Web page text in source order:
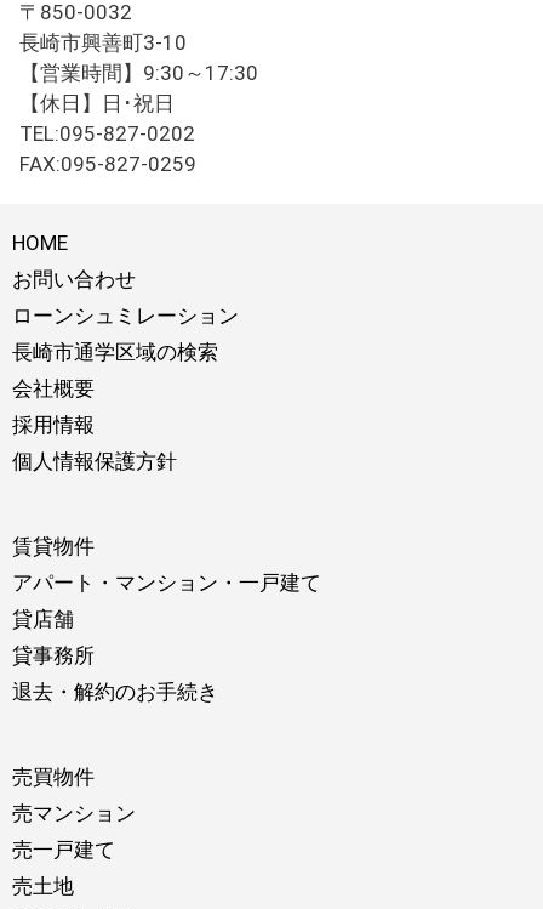
〒850-0032
長崎市興善町3-10
【営業時間】9:30～17:30
【休日】日･祝日
TEL:095-827-0202
FAX:095-827-0259
HOME
お問い合わせ
ローンシュミレーション
長崎市通学区域の検索
会社概要
採用情報
個人情報保護方針
賃貸物件
アパート・マンション・一戸建て
貸店舗
貸事務所
退去・解約のお手続き
売買物件
売マンション
売一戸建て
売土地